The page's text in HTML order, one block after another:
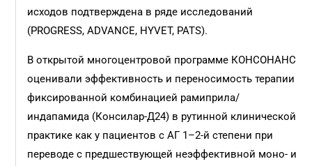
исходов подтверждена в ряде исследований
(PROGRESS, ADVANCE, HYVET, PATS).
В открытой многоцентровой программе КОНСОНАНС
оценивали эффективность и переносимость терапии
фиксированной комбинацией рамиприла/
индапамида (Консилар-Д24) в рутинной клинической
практике как у пациентов с АГ 1–2-й степени при
переводе с предшествующей неэффективной моно- и